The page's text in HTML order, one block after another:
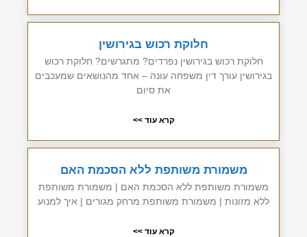
חלוקת רכוש בגירושין
חלוקת רכוש בגירושין נפרדים? מתגרשים? חלוקת רכוש
בגירושין עורך דין משפחה עונה – אחד מהנושאים שמעכבים
את סיום
קרא עוד >>
משמורת משותפת ללא הסכמת האם
משמורת משותפת ללא הסכמת האם | משמורת משותפת
ללא מזונות | משמורת משותפת מרחק מגורים | איך למנוע
קרא עוד >>